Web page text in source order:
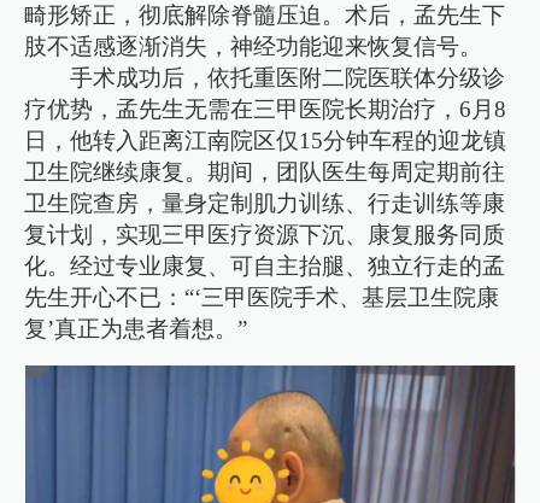
畸形矫正，彻底解除脊髓压迫。术后，孟先生下
肢不适感逐渐消失，神经功能迎来恢复信号。
手术成功后，依托重医附二院医联体分级诊
疗优势，孟先生无需在三甲医院长期治疗，6月8
日，他转入距离江南院区仅15分钟车程的迎龙镇
卫生院继续康复。期间，团队医生每周定期前往
卫生院查房，量身定制肌力训练、行走训练等康
复计划，实现三甲医疗资源下沉、康复服务同质
化。经过专业康复、可自主抬腿、独立行走的孟
先生开心不已：“‘三甲医院手术、基层卫生院康
复’真正为患者着想。”